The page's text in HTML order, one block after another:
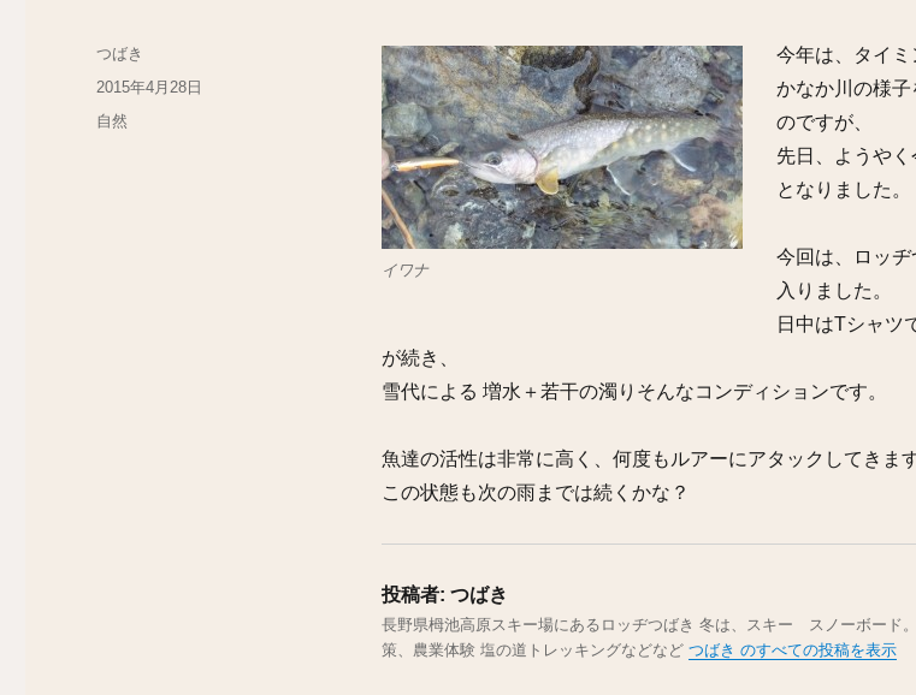
イワナ
今年は、タイ
かなか川の様
のですが、
先日、ようや
となりました。
今回は、ロッ
入りました。
日中はTシャツ
が続き、
雪代による 増水＋若干の濁りそんなコンディションです。
魚達の活性は非常に高く、何度もルアーにアタックしてきます
この状態も次の雨までは続くかな？
投稿者: つばき
長野県栂池高原スキー場にあるロッヂつばき 冬は、スキー スノーボード
策、農業体験 塩の道トレッキングなどなど つばき のすべての投稿を表示
投
稿
つばき
投
稿
2015年4月28日
カ
自然